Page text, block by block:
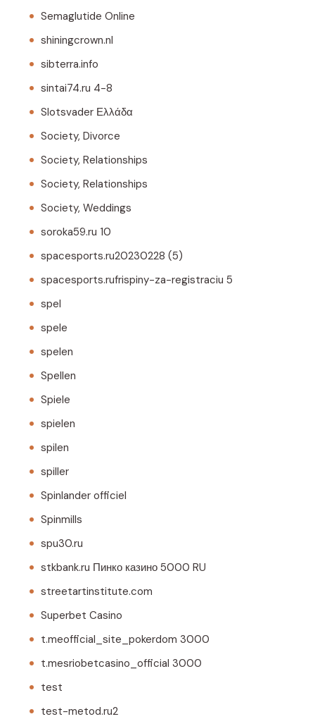
Semaglutide Online
shiningcrown.nl
sibterra.info
sintai74.ru 4-8
Slotsvader Ελλάδα
Society, Divorce
Society, Relationships
Society, Relationships
Society, Weddings
soroka59.ru 10
spacesports.ru20230228 (5)
spacesports.rufrispiny-za-registraciu 5
spel
spele
spelen
Spellen
Spiele
spielen
spilen
spiller
Spinlander officiel
Spinmills
spu30.ru
stkbank.ru Пинко казино 5000 RU
streetartinstitute.com
Superbet Casino
t.meofficial_site_pokerdom 3000
t.mesriobetcasino_official 3000
test
test-metod.ru2